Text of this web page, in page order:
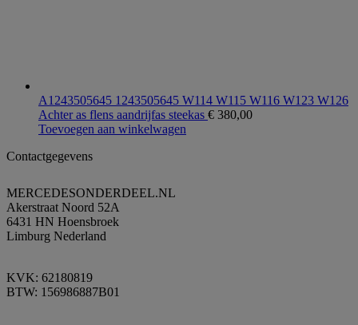
A1243505645 1243505645 W114 W115 W116 W123 W126
Achter as flens aandrijfas steekas € 380,00
Toevoegen aan winkelwagen
Contactgegevens
MERCEDESONDERDEEL.NL
Akerstraat Noord 52A
6431 HN Hoensbroek
Limburg Nederland
KVK: 62180819
BTW: 156986887B01